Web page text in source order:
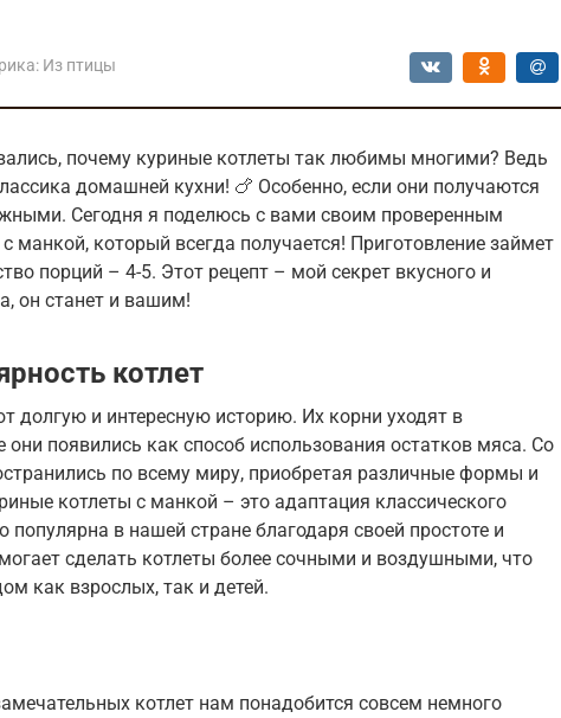
Из птицы
почему куриные котлеты так любимы многими? Ведь
домашней кухни! 🍗 Особенно, если они получаются
Сегодня я поделюсь с вами своим проверенным
манкой, который всегда получается! Приготовление займет
порций – 4-5. Этот рецепт – мой секрет вкусного и
он станет и вашим!
котлет
долгую и интересную историю. Их корни уходят в
они появились как способ использования остатков мяса. Со
по всему миру, приобретая различные формы и
котлеты с манкой – это адаптация классического
популярна в нашей стране благодаря своей простоте и
сделать котлеты более сочными и воздушными, что
как взрослых, так и детей.
котлет нам понадобится совсем немного